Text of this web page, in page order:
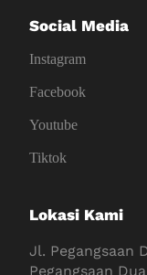
Social Media
Instagram
Facebook
Youtube
Tiktok
Lokasi Kami
Jl. Pegangsaan
Pegangsaan